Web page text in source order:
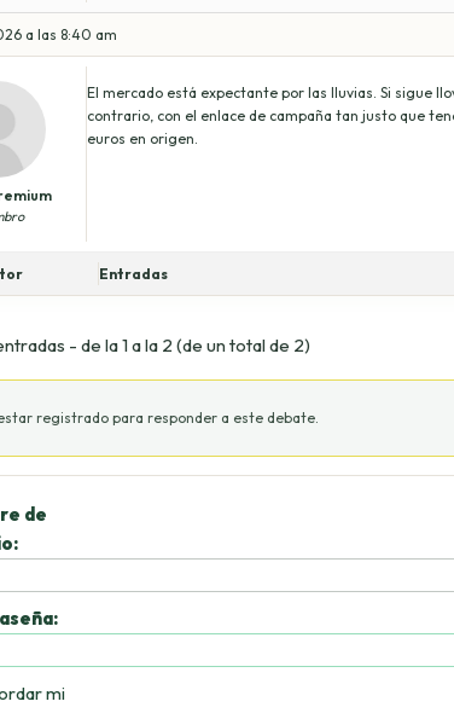
a las 8:40 am
El mercado está expectante por las lluvias. Si sigue
contrario, con el enlace de campaña tan justo que
euros en origen.
Entradas
- de la 1 a la 2 (de un total de 2)
registrado para responder a este debate.
de
mi